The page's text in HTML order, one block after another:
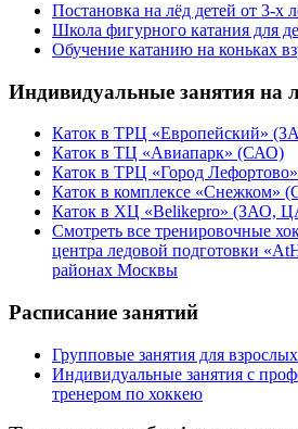
Постановка на лёд детей от 3-х
Школа фигурного катания для
Обучение катанию на коньках
Индивидуальные занятия на
Каток в ТРЦ «Европейский»
Каток в ТЦ «Авиапарк» (САО)
Каток в ТРЦ «Город
Каток в комплексе «Снежком»
Каток в ХЦ «Belikepro» (ЗАО,
Смотреть все тренировочные
центра ледовой подготовки
районах Москвы
Расписание занятий
Групповые занятия для
Индивидуальные занятия с
тренером по хоккею